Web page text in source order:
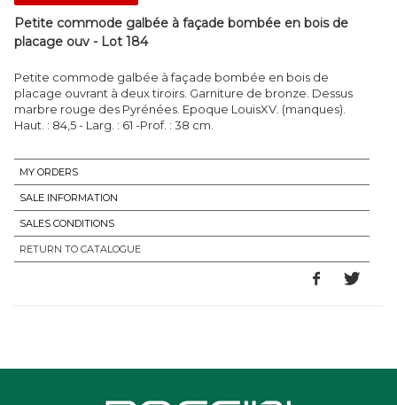
Petite commode galbée à façade bombée en bois de
placage ouv - Lot 184
Petite commode galbée à façade bombée en bois de
placage ouvrant à deux tiroirs. Garniture de bronze. Dessus
marbre rouge des Pyrénées. Epoque LouisXV. (manques).
Haut. : 84,5 - Larg. : 61 -Prof. : 38 cm.
MY ORDERS
SALE INFORMATION
SALES CONDITIONS
RETURN TO CATALOGUE